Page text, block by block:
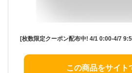
この商品をサイト